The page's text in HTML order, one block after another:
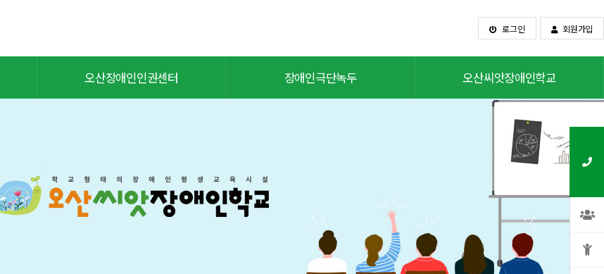
로그인 회원가입
오산장애인인권센터 장애인극단녹두 오산씨앗장애인학교